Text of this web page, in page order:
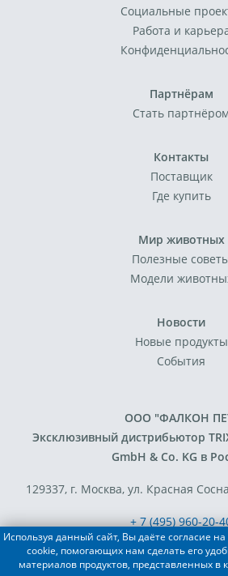
Социальные
Работа и
Партнёрам
Стать партнёром
Контакты
Поставщик
Где купить
Мир животных
Полезные
Модели
Новости
Новые продукты
События
ООО "ФАЛКОН
Эксклюзивный дистрибьютор
GmbH & Co. KG в
129337, г. Москва, ул. Красная
+ 7 (495) 960-20-
+ 7 (495) 122-25-
Используя данный сайт, Вы даёте согласие
cookie, помогающих нам сделать его
материалов продуктов, представленных в